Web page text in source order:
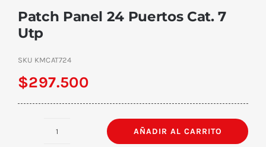
Patch Panel 24 Puertos Cat. 7
Utp
SKU KMCAT724
$297.500
AÑADIR AL CARRITO